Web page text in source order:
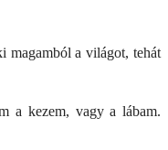
magamból a világot, tehát
a kezem, vagy a lábam.